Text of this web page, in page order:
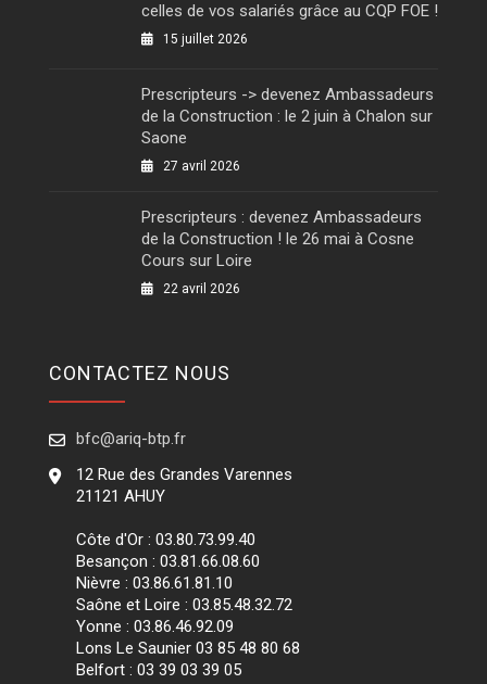
celles de vos salariés grâce au CQP FOE !
15 juillet 2026
Prescripteurs -> devenez Ambassadeurs
de la Construction : le 2 juin à Chalon sur
Saone
27 avril 2026
Prescripteurs : devenez Ambassadeurs
de la Construction ! le 26 mai à Cosne
Cours sur Loire
22 avril 2026
CONTACTEZ NOUS
bfc@ariq-btp.fr
12 Rue des Grandes Varennes
21121 AHUY
Côte d'Or : 03.80.73.99.40
Besançon : 03.81.66.08.60
Nièvre : 03.86.61.81.10
Saône et Loire : 03.85.48.32.72
Yonne : 03.86.46.92.09
Lons Le Saunier 03 85 48 80 68
Belfort : 03 39 03 39 05